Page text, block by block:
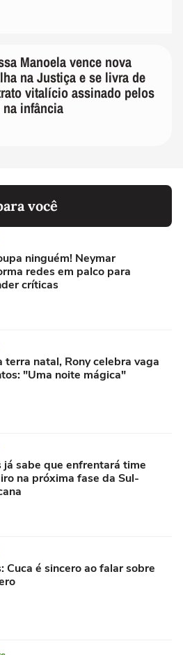
Manoela vence nova
na Justiça e se livra de
vitalício assinado pelos
na infância
você
ninguém! Neymar
redes em palco para
críticas
terra natal, Rony celebra vaga
"Uma noite mágica"
já sabe que enfrentará time
na próxima fase da Sul-
Cuca é sincero ao falar sobre